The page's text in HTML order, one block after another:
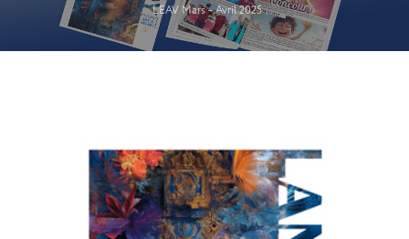
LEAV Mars – Avril 2025